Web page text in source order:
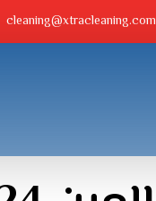
cleaning@xtracleaning.com